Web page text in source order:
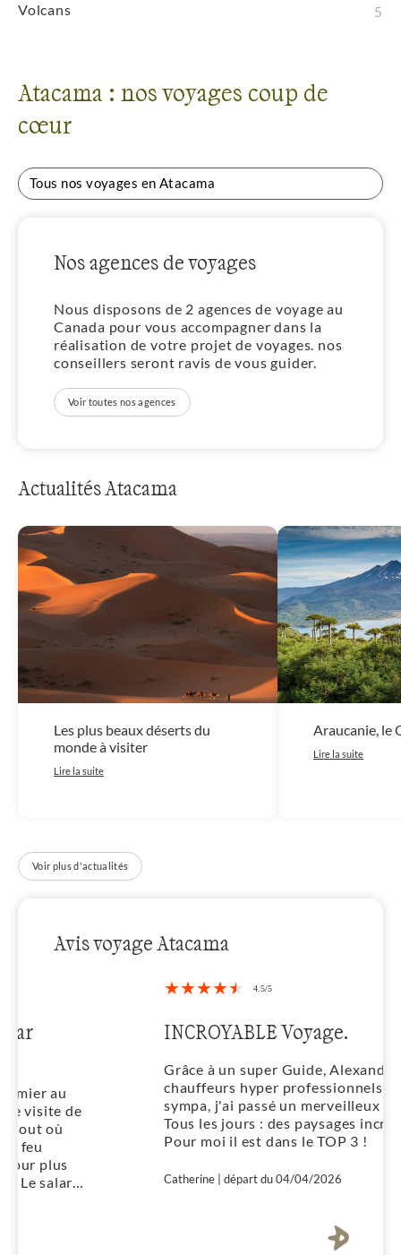
Volcans 5
Atacama : nos voyages coup de
cœur
Tous nos voyages en Atacama
Nos agences de voyages
Nous disposons de 2 agences de voyage au
Canada pour vous accompagner dans la
réalisation de votre projet de voyages. nos
conseillers seront ravis de vous guider.
Voir toutes nos agences
Actualités Atacama
Les plus beaux déserts du
monde à visiter
Lire la suite
Araucanie, le
Lire la suite
Voir plus d'actualités
Avis voyage Atacama
INCROYABLE Voyage.
Grâce à un super Guide, Alexandre, des
chauffeurs hyper professionnels et
sympa, j'ai passé un merveilleux voyage.
Tous les jours : des paysages incroyables !
Pour moi il est dans le TOP 3 !
Catherine | départ du 04/04/2026